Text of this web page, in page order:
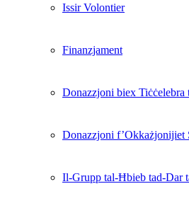
Issir Volontier
Finanzjament
Donazzjoni biex Tiċċelebra
Donazzjoni f’Okkażjonijiet
Il-Grupp tal-Ħbieb tad-Dar